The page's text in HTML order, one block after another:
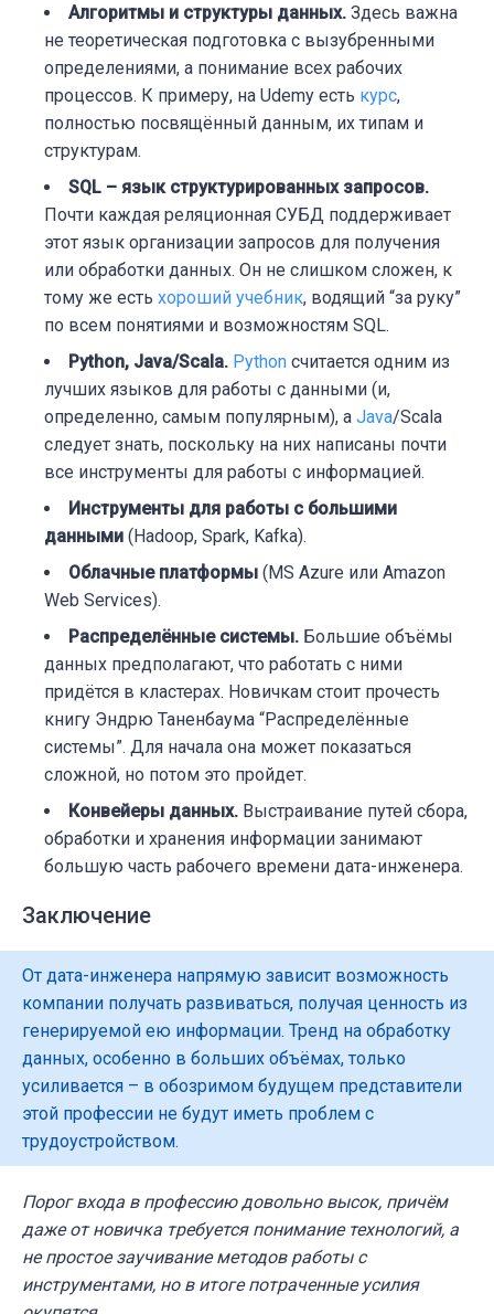
Алгоритмы и структуры данных. Здесь важна
не теоретическая подготовка с вызубренными
определениями, а понимание всех рабочих
процессов. К примеру, на Udemy есть курс,
полностью посвящённый данным, их типам и
структурам.
SQL – язык структурированных запросов.
Почти каждая реляционная СУБД поддерживает
этот язык организации запросов для получения
или обработки данных. Он не слишком сложен, к
тому же есть хороший учебник, водящий “за руку”
по всем понятиями и возможностям SQL.
Python, Java/Scala. Python считается одним из
лучших языков для работы с данными (и,
определенно, самым популярным), а Java/Scala
следует знать, поскольку на них написаны почти
все инструменты для работы с информацией.
Инструменты для работы с большими
данными (Hadoop, Spark, Kafka).
Облачные платформы (MS Azure или Amazon
Web Services).
Распределённые системы. Большие объёмы
данных предполагают, что работать с ними
придётся в кластерах. Новичкам стоит прочесть
книгу Эндрю Таненбаума “Распределённые
системы”. Для начала она может показаться
сложной, но потом это пройдет.
Конвейеры данных. Выстраивание путей сбора,
обработки и хранения информации занимают
большую часть рабочего времени дата-инженера.
Заключение
От дата-инженера напрямую зависит возможность
компании получать развиваться, получая ценность из
генерируемой ею информации. Тренд на обработку
данных, особенно в больших объёмах, только
усиливается – в обозримом будущем представители
этой профессии не будут иметь проблем с
трудоустройством.
Порог входа в профессию довольно высок, причём
даже от новичка требуется понимание технологий, а
не простое заучивание методов работы с
инструментами, но в итоге потраченные усилия